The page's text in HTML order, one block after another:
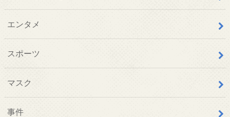
エンタメ
スポーツ
マスク
事件